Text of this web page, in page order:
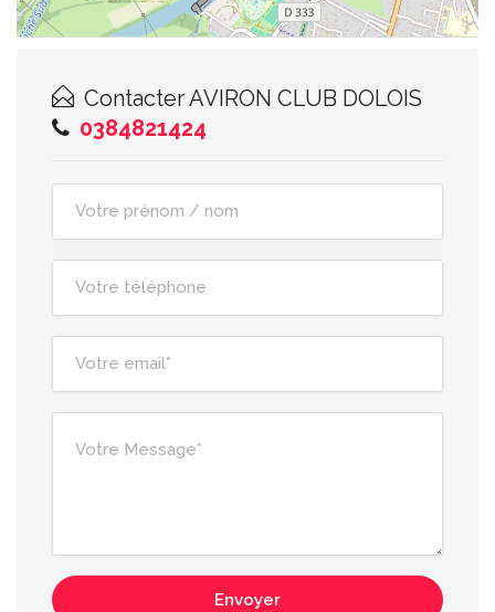
ContacterAVIRON CLUB DOLOIS
0384821424
Envoyer